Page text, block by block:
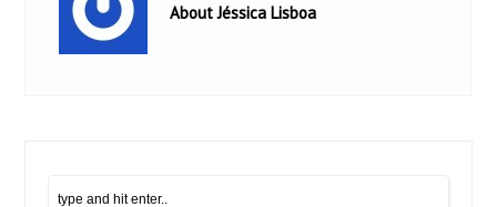
About Jéssica Lisboa